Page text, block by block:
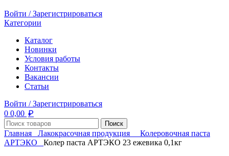
Войти / Зарегистрироваться
Категории
Каталог
Новинки
Условия работы
Контакты
Вакансии
Статьи
Войти / Зарегистрироваться
0 0,00 ₽
Поиск
Главная Лакокрасочная продукция
Колеровочная паста
АРТЭКО Колер паста АРТЭКО 23 ежевика 0,1кг